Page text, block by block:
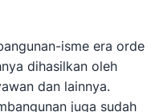
isme era orde
dihasilkan oleh
dan lainnya.
juga sudah